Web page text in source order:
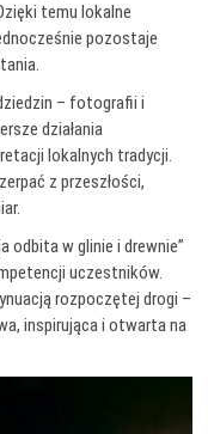
temu lokalne
pozostaje
– fotografii i
działania
lokalnych tradycji.
z przeszłości,
odbita w glinie i drewnie”
uczestników.
rozpoczętej drogi –
inspirująca i otwarta na